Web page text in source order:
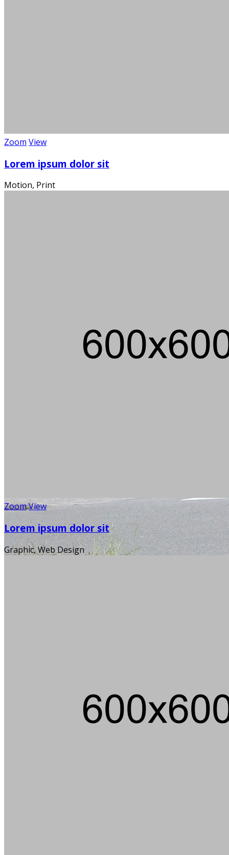
Zoom View
Lorem ipsum dolor sit
Motion, Print
ZoomView
Lorem ipsum dolor sit
Graphic, Web Design